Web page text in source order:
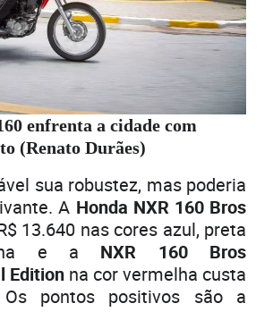
enfrenta a cidade com
(Renato Durães)
sua robustez, mas poderia
A Honda NXR 160 Bros
13.640 nas cores azul, preta
e a NXR 160 Bros
Edition na cor vermelha custa
Os pontos positivos são a